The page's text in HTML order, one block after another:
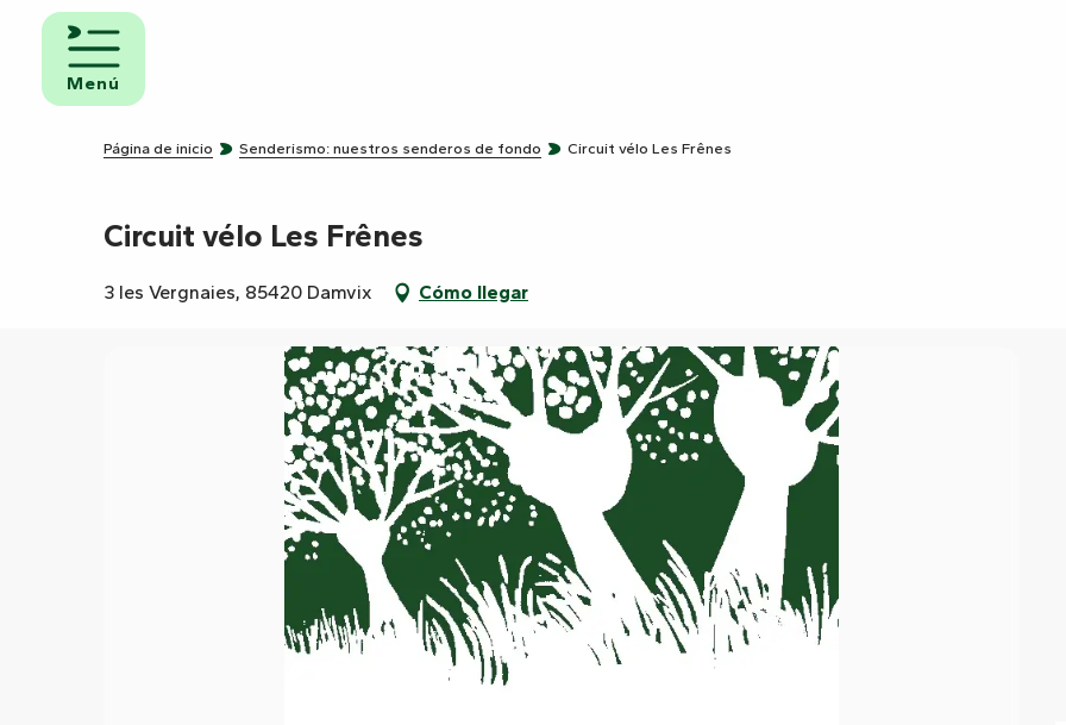
contenu
principal
Menú
Página de inicio Senderismo: nuestros senderos de fondo Circuit vélo Les Frênes
Circuit vélo Les Frênes
3 les Vergnaies, 85420 Damvix Cómo llegar